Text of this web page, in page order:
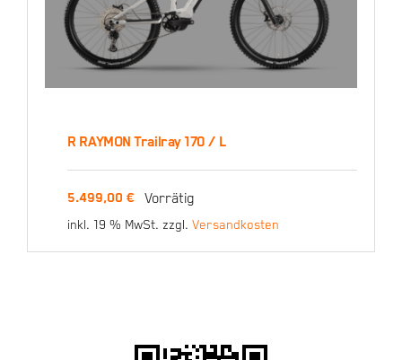
L
5.499,00€
R RAYMON Trailray 170 / L
5.499,00€ Vorrätig
inkl. 19 % MwSt. zzgl.Versandkosten